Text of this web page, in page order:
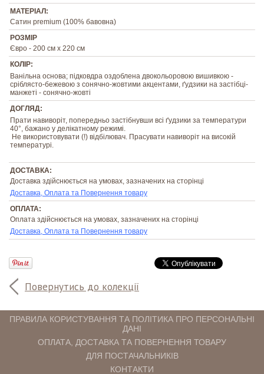
Повернутись до колекції
МАТЕРІАЛ:
Сатин premium (100% бавовна)
РОЗМІР
Євро - 200 см х 220 см
КОЛІР:
Ванільна основа; підковдра оздоблена двокольоровою вишивкою -
сріблясто-бежевою з сонячно-жовтими акцентами, ґудзики на застібці-
манжеті - сонячно-жовті
ДОГЛЯД:
Прати навиворіт, попередньо застібнувши всі ґудзики за температури
40°, бажано у делікатному режимі.
Не використовувати (!) відбілювач. Прасувати навиворіт на високій
температурі.
ДОСТАВКА:
Доставка здійснюється на умовах, зазначених на сторінці
Доставка, Оплата та Повернення товару
ОПЛАТА:
Оплата здійснюється на умовах, зазначених на сторінці
Доставка, Оплата та Повернення товару
ПРАВИЛА КОРИСТУВАННЯ ТА ПОЛІТИКА ПРО ПЕРСОНАЛЬНІ
ДАНІ
ОПЛАТА, ДОСТАВКА ТА ПОВЕРНЕННЯ ТОВАРУ
ДЛЯ ПОСТАЧАЛЬНИКІВ
КОНТАКТИ